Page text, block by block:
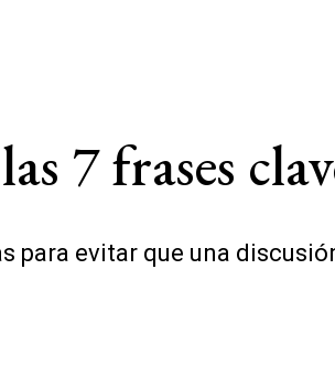
7 frases
para evitar que una